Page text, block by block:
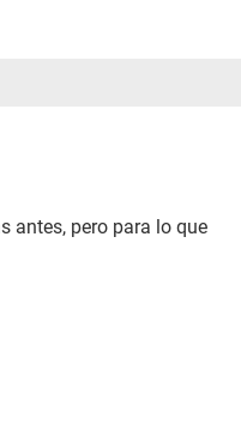
antes, pero para lo que